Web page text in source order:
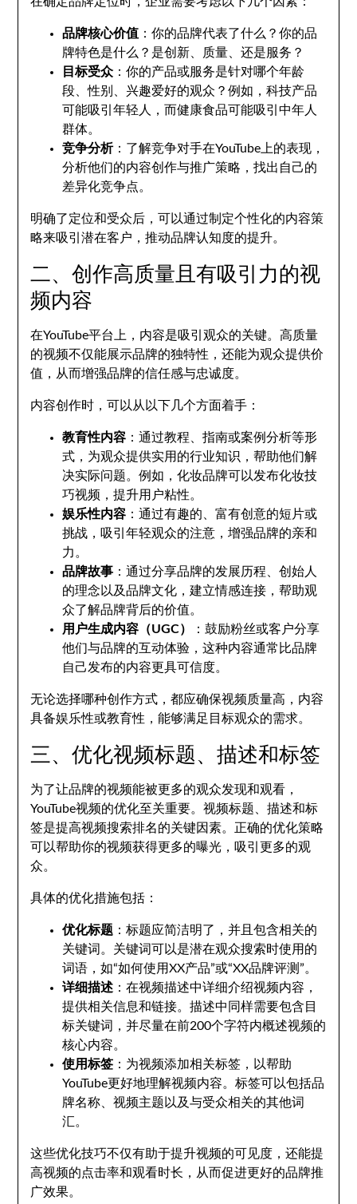
品牌核心价值 ：你的品牌代表了什么？你的品
牌特色是什么？是创新、质量、还是服务？
目标受众 ：你的产品或服务是针对哪个年龄
段、性别、兴趣爱好的观众？例如，科技产品
可能吸引年轻人，而健康食品可能吸引中年人
群体。
竞争分析：了解竞争对手在YouTube上的表现，
分析他们的内容创作与推广策略，找出自己的
差异化竞争点。
明确了定位和受众后，可以通过制定个性化的内容策
略来吸引潜在客户，推动品牌认知度的提升。
二、创作高质量且有吸引力的视
频内容
在YouTube平台上，内容是吸引观众的关键。高质量
的视频不仅能展示品牌的独特性，还能为观众提供价
值，从而增强品牌的信任感与忠诚度。
内容创作时，可以从以下几个方面着手：
教育性内容 ：通过教程、指南或案例分析等形
式，为观众提供实用的行业知识，帮助他们解
决实际问题。例如，化妆品牌可以发布化妆技
巧视频，提升用户粘性。
娱乐性内容 ：通过有趣的、富有创意的短片或
挑战，吸引年轻观众的注意，增强品牌的亲和
力。
品牌故事 ：通过分享品牌的发展历程、创始人
的理念以及品牌文化，建立情感连接，帮助观
众了解品牌背后的价值。
用户生成内容（UGC）
：鼓励粉丝或客户分享
他们与品牌的互动体验，这种内容通常比品牌
自己发布的内容更具可信度。
无论选择哪种创作方式，都应确保视频质量高，内容
具备娱乐性或教育性，能够满足目标观众的需求。
三、优化视频标题、描述和标签
为了让品牌的视频能被更多的观众发现和观看，
YouTube视频的优化至关重要。视频标题、描述和标
签是提高视频搜索排名的关键因素。正确的优化策略
可以帮助你的视频获得更多的曝光，吸引更多的观
众。
具体的优化措施包括：
优化标题 ：标题应简洁明了，并且包含相关的
关键词。关键词可以是潜在观众搜索时使用的
词语，如“如何使用XX产品”或“XX品牌评测”。
详细描述 ：在视频描述中详细介绍视频内容，
提供相关信息和链接。描述中同样需要包含目
标关键词，并尽量在前200个字符内概述视频的
核心内容。
使用标签 ：为视频添加相关标签，以帮助
YouTube更好地理解视频内容。标签可以包括品
牌名称、视频主题以及与受众相关的其他词
汇。
这些优化技巧不仅有助于提升视频的可见度，还能提
高视频的点击率和观看时长，从而促进更好的品牌推
广效果。